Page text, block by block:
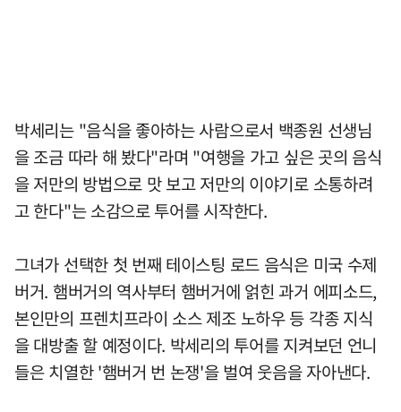
박세리는 "음식을 좋아하는 사람으로서 백종원 선생님
을 조금 따라 해 봤다"라며 "여행을 가고 싶은 곳의 음식
을 저만의 방법으로 맛 보고 저만의 이야기로 소통하려
고 한다"는 소감으로 투어를 시작한다.
그녀가 선택한 첫 번째 테이스팅 로드 음식은 미국 수제
버거. 햄버거의 역사부터 햄버거에 얽힌 과거 에피소드,
본인만의 프렌치프라이 소스 제조 노하우 등 각종 지식
을 대방출 할 예정이다. 박세리의 투어를 지켜보던 언니
들은 치열한 '햄버거 번 논쟁'을 벌여 웃음을 자아낸다.